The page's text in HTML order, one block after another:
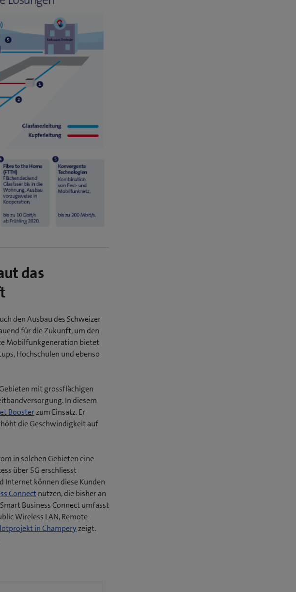
das
den Ausbau des Schweizer
für die Zukunft, um den
Mobilfunkgeneration bietet
Hochschulen und ebenso
mit grossflächigen
In diesem
Boosterzum Einsatz. Er
die Geschwindigkeit auf
in solchen Gebieten eine
über 5G erschliesst
Internet können diese Kunden
Connectnutzen, die bisher an
Business Connect umfasst
Wireless LAN, Remote
in Champery(zeigt.